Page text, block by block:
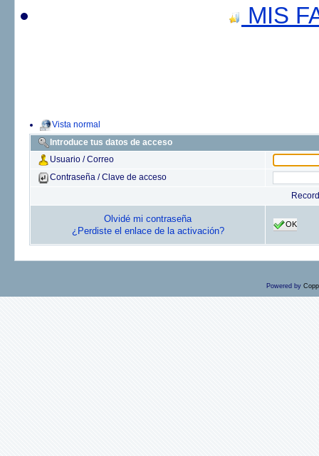
MIS
Vista normal
Introduce tus datos de acceso
Usuario / Correo
Contraseña / Clave de acceso
Olvidé mi contraseña
¿Perdiste el enlace de la activación?
OK
Powered by